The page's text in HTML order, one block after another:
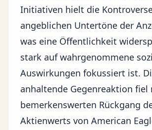
Initiativen hielt die
angeblichen Untertöne der
was eine Öffentlichkeit
stark auf wahrgenommene
Auswirkungen fokussiert ist.
anhaltende Gegenreaktion fiel
bemerkenswerten Rückgang
Aktienwerts von American